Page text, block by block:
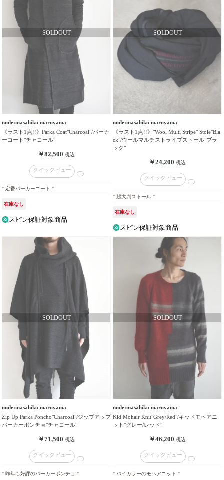
nude:masahiko maruyama
《ラスト1点!!》Parka Coat"Charcoal"/パーカ
ーコート"チャコール"
￥82,500 税込
クイックビュー
" 定番パーカーコート "
在庫なし
スピン保証対象商品
nude:masahiko maruyama
《ラスト1点!!》"Wool Multi Stripe" Stole"Bla
ck"/ウールマルチストライプストール"ブラ
ック"
￥24,200 税込
クイックビュー
" 超大判ストール "
在庫なし
スピン保証対象商品
nude:masahiko maruyama
Zip Up Parka Poncho"Charcoal"/ジップアップ
パーカーポンチョ"チャコール"
￥71,500 税込
クイックビュー
" 昨年も好評のパーカーポンチョ "
nude:masahiko maruyama
Kid Mohair Knit"Grey/Red"/キッドモヘアニ
ット"グレー/レッド"
￥46,200 税込
クイックビュー
" バイカラーのモヘアニット "